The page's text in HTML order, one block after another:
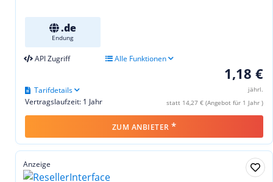
.de
Endung
API Zugriff Alle Funktionen
1,18 €
jährl.
statt 14,27 € (Angebot für 1 Jahr )
Vertragslaufzeit: 1 Jahr
Tarifdetails
ZUM ANBIETER *
Anzeige